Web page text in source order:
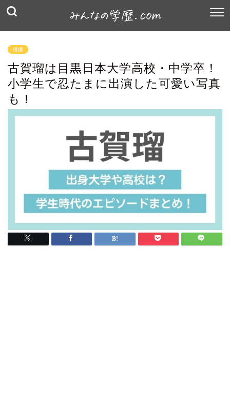
俳優
古賀瑠は目黒日本大学高校・中学卒！
小学生で忍たまに出演した可愛い写真
も！